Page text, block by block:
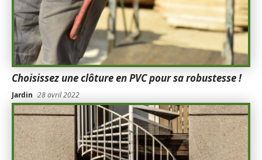
Choisissez une clôture en PVC pour sa robustesse !
Jardin 28 avril 2022